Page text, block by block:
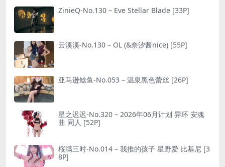
ZinieQ-No.130 – Eve Stellar Blade [33P]
云溪溪-No.130 – OL (&奈汐酱nice) [55P]
亚马逊鲶鱼-No.053 – 温泉黑色蕾丝 [26P]
星之迟迟-No.320 – 2026年06月计划 异环 安魂
曲 同人 [52P]
桜满三时-No.014 – 我推的孩子 星野爱 比基尼 [3
8P]